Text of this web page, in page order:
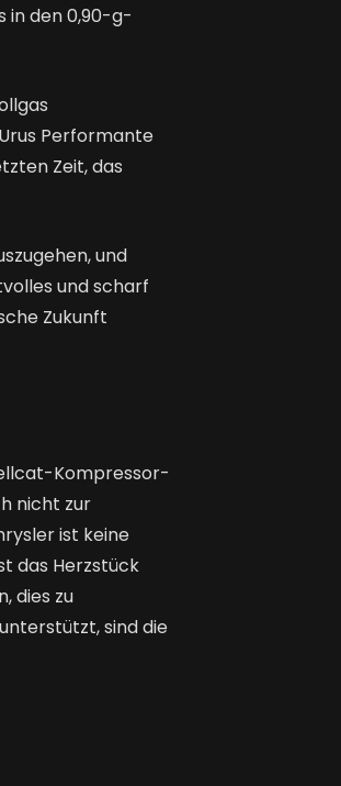
in den 0,90-g-
Performante
Zeit, das
und
und scharf
Zukunft
Kompressor-
nicht zur
ist keine
das Herzstück
dies zu
sind die